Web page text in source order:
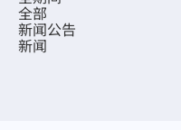
全部
新闻公告
新闻